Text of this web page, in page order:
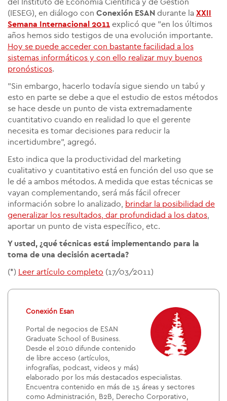
del Instituto de Economía Científica y de Gestión
(IESEG), en diálogo con Conexión ESAN durante la XXII
Semana Internacional 2011 explicó que "en los últimos
años hemos sido testigos de una evolución importante.
Hoy se puede acceder con bastante facilidad a los
sistemas informáticos y con ello realizar muy buenos
pronósticos.
"Sin embargo, hacerlo todavía sigue siendo un tabú y
esto en parte se debe a que el estudio de estos métodos
se hace desde un punto de vista extremadamente
cuantitativo cuando en realidad lo que el gerente
necesita es tomar decisiones para reducir la
incertidumbre", agregó.
Esto indica que la productividad del marketing
cualitativo y cuantitativo está en función del uso que se
le dé a ambos métodos. A medida que estas técnicas se
vayan complementando, será más fácil ofrecer
información sobre lo analizado,
brindar la posibilidad de
generalizar los resultados, dar profundidad a los datos
aportar un punto de vista específico, etc.
Y usted, ¿qué técnicas está implementando para la
toma de una decisión acertada?
(*) Leer artículo completo (17/03/2011)
Conexión Esan
Portal de negocios de ESAN
Graduate School of Business.
Desde el 2010 difunde contenido
de libre acceso (artículos,
infografías, podcast, videos y más)
elaborado por los más destacados especialistas.
Encuentra contenido en más de 15 áreas y sectores
como Administración, B2B, Derecho Corporativo,